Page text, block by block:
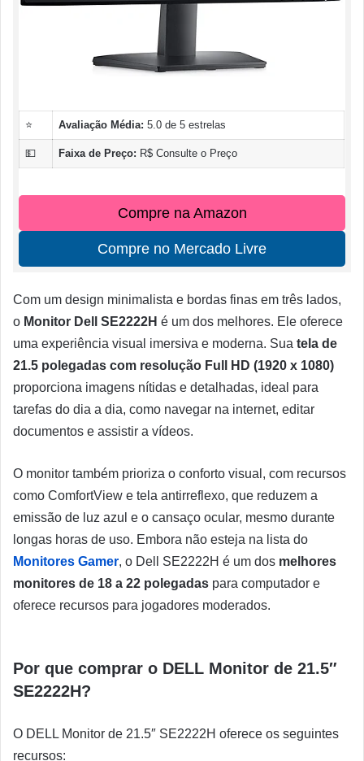
⭐ Avaliação Média: 5.0 de 5 estrelas
💵 Faixa de Preço: R$ Consulte o Preço
Compre na Amazon
Compre no Mercado Livre
Com um design minimalista e bordas finas em três lados,
o Monitor Dell SE2222H é um dos melhores. Ele oferece
uma experiência visual imersiva e moderna. Sua tela de
21.5 polegadas com resolução Full HD (1920 x 1080)
proporciona imagens nítidas e detalhadas, ideal para
tarefas do dia a dia, como navegar na internet, editar
documentos e assistir a vídeos.
O monitor também prioriza o conforto visual, com recursos
como ComfortView e tela antirreflexo, que reduzem a
emissão de luz azul e o cansaço ocular, mesmo durante
longas horas de uso. Embora não esteja na lista do
Monitores Gamer, o Dell SE2222H é um dos melhores
monitores de 18 a 22 polegadas para computador e
oferece recursos para jogadores moderados.
Por que comprar o DELL Monitor de 21.5″
SE2222H?
O DELL Monitor de 21.5″ SE2222H oferece os seguintes
recursos: